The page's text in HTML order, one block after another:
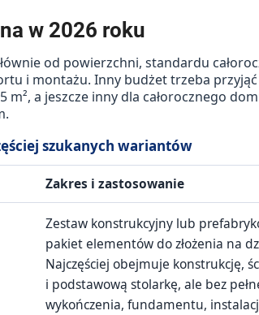
w 2026 roku
od powierzchni, standardu
i montażu. Inny budżet trzeba
a jeszcze inny dla całorocznego
szukanych wariantów
Zakres i zastosowanie
Zestaw konstrukcyjny lub
pakiet elementów do złożenia na
Najczęściej obejmuje konstrukcję,
i podstawową stolarkę, ale bez
wykończenia, fundamentu,